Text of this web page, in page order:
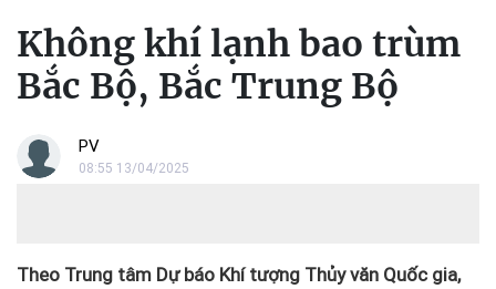
Không khí lạnh bao trùm
Bắc Bộ, Bắc Trung Bộ
PV
08:55 13/04/2025
Theo Trung tâm Dự báo Khí tượng Thủy văn Quốc gia,